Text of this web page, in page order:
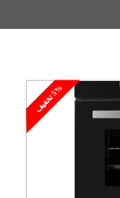
5
%
ت
خ
ف
ی
ف